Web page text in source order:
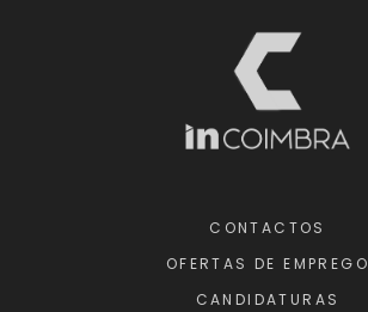
CONTACTOS
OFERTAS DE EMPREGO
CANDIDATURAS